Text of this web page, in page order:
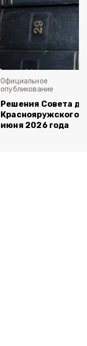
Официальное
опубликование
Решения Совета
Краснояружского
июня 2026 года